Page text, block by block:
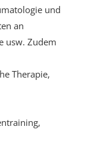
und
an
usw. Zudem
Therapie,